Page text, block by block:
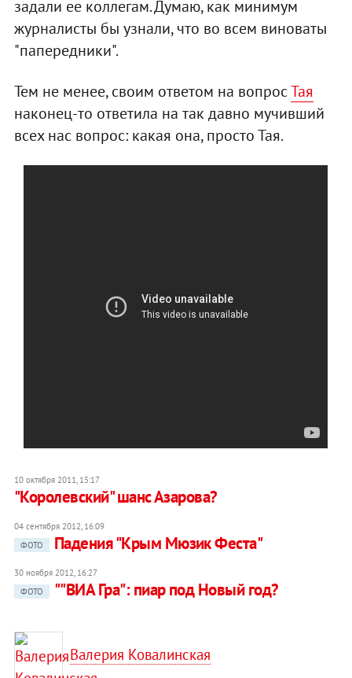
задали ее коллегам. Думаю, как минимум
журналисты бы узнали, что во всем виноваты
"папередники".
Тем не менее, своим ответом на вопросТая
наконец-то ответила на так давно мучивший
всех нас вопрос: какая она, просто Тая.
10 октября 2011, 15:17
"Королевский" шанс Азарова?
04 сентября 2012, 16:09
ФОТО
Падения "Крым Мюзик Феста"
30 ноября 2012, 16:27
ФОТО
""ВИА Гра": пиар под Новый год?
Валерия Ковалинская